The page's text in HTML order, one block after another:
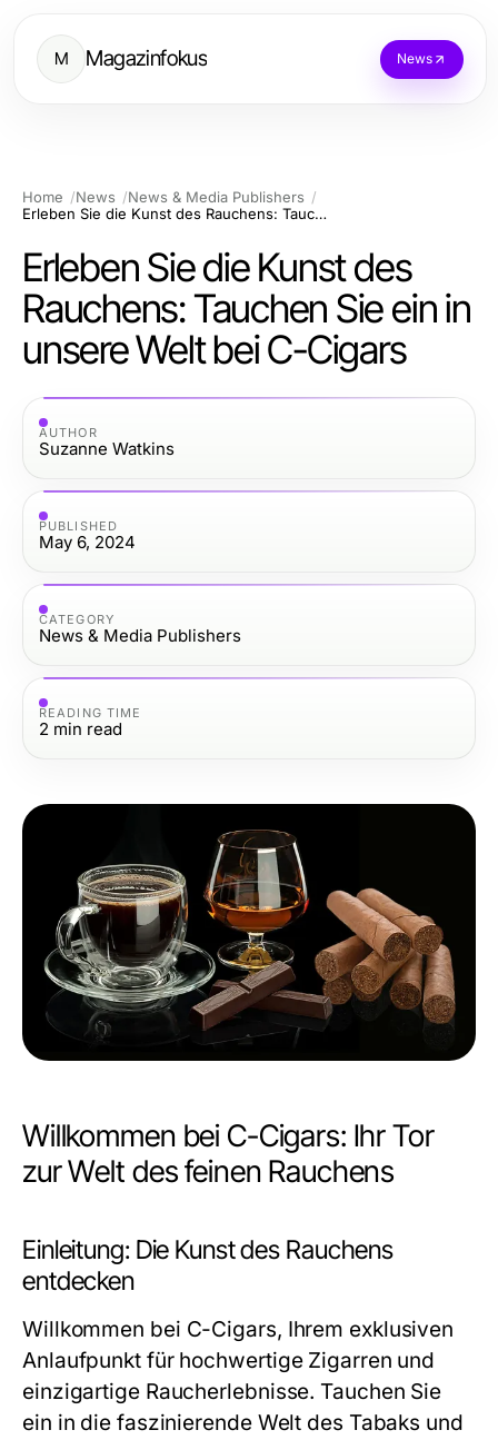
M Magazinfokus News
Home News
News & Media Publishers
Erleben Sie die Kunst des Rauchens: Tauchen Sie ein in unsere Welt bei C-Cigars
Erleben Sie die Kunst des
Rauchens: Tauchen Sie ein in
unsere Welt bei C-Cigars
AUTHOR
Suzanne Watkins
PUBLISHED
May 6, 2024
CATEGORY
News & Media Publishers
READING TIME
2 min read
Willkommen bei C-Cigars: Ihr Tor
zur Welt des feinen Rauchens
Einleitung: Die Kunst des Rauchens
entdecken
Willkommen bei C-Cigars, Ihrem exklusiven
Anlaufpunkt für hochwertige Zigarren und
einzigartige Raucherlebnisse. Tauchen Sie
ein in die faszinierende Welt des Tabaks und